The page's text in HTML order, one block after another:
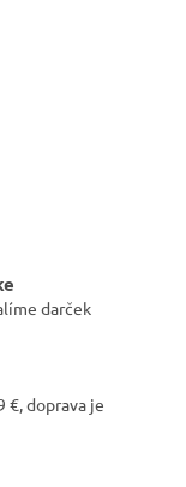
darček
€, doprava je